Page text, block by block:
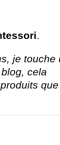
.
je touche
cela
que